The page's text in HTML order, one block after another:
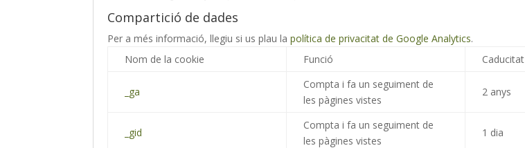
Compartició de dades
Per a més informació, llegiu si us plau lapolítica de privacitat de Google Analytics.
Nom de la cookie
Funció Caducitat
_ga
Compta i fa un seguiment de
les pàgines vistes
2 anys
_gid
Compta i fa un seguiment de
les pàgines vistes
1 dia